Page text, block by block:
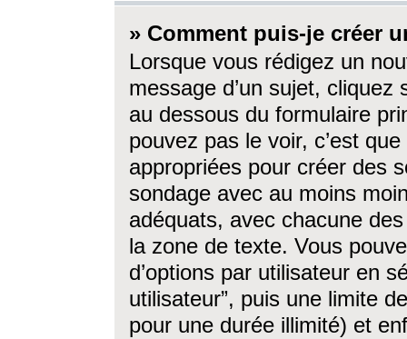
» Comment puis-je créer
Lorsque vous rédigez un
message d’un sujet, cliquez
au dessous du formulaire
pouvez pas le voir, c’est
appropriées pour créer des
sondage avec au moins
adéquats, avec chacune
la zone de texte. Vous
d’options par utilisateur en
utilisateur”, puis une limite
pour une durée illimité) et